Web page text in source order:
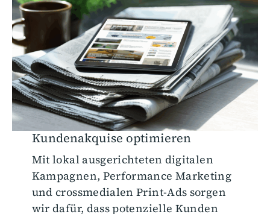
Kundenakquise optimieren
Mit lokal ausgerichteten digitalen
Kampagnen, Performance Marketing
und crossmedialen Print-Ads sorgen
wir dafür, dass potenzielle Kunden